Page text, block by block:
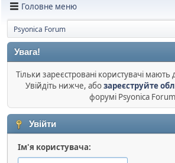
Головне меню
Psyonica Forum
Увага!
Тільки зареєстровані користувачі мають
Увійдіть нижче, абозареєструйте
форумі Psyonica Forum
Увійти
Ім'я користувача: